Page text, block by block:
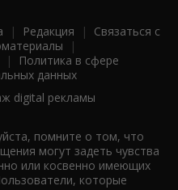
| Редакция | Связаться с
|
|
Политика в сфере
данных
digital рекламы
помните о том, что
могут задеть чувства
или косвенно имеющих
которые